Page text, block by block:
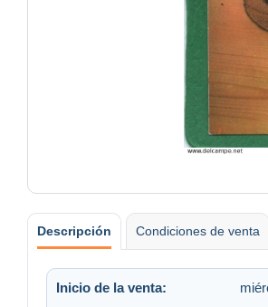
Descripción Condiciones de venta
Inicio de la venta: